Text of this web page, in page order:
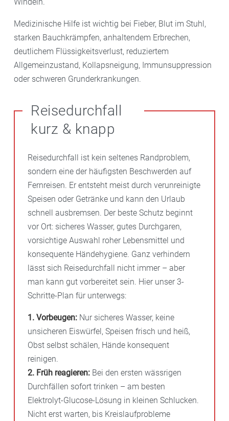
Medizinische Hilfe ist wichtig bei Fieber, Blut im Stuhl,
starken Bauchkrämpfen, anhaltendem Erbrechen,
deutlichem Flüssigkeitsverlust, reduziertem
Allgemeinzustand, Kollapsneigung, Immunsuppression
oder schweren Grunderkrankungen.
Reisedurchfall
kurz & knapp
Reisedurchfall ist kein seltenes Randproblem,
sondern eine der häufigsten Beschwerden auf
Fernreisen. Er entsteht meist durch verunreinigte
Speisen oder Getränke und kann den Urlaub
schnell ausbremsen. Der beste Schutz beginnt
vor Ort: sicheres Wasser, gutes Durchgaren,
vorsichtige Auswahl roher Lebensmittel und
konsequente Händehygiene. Ganz verhindern
lässt sich Reisedurchfall nicht immer – aber
man kann gut vorbereitet sein. Hier unser 3-
Schritte-Plan für unterwegs:
1. Vorbeugen: Nur sicheres Wasser, keine
unsicheren Eiswürfel, Speisen frisch und heiß,
Obst selbst schälen, Hände konsequent
reinigen.
2. Früh reagieren: Bei den ersten wässrigen
Durchfällen sofort trinken – am besten
Elektrolyt-Glucose-Lösung in kleinen Schlucken.
Nicht erst warten, bis Kreislaufprobleme